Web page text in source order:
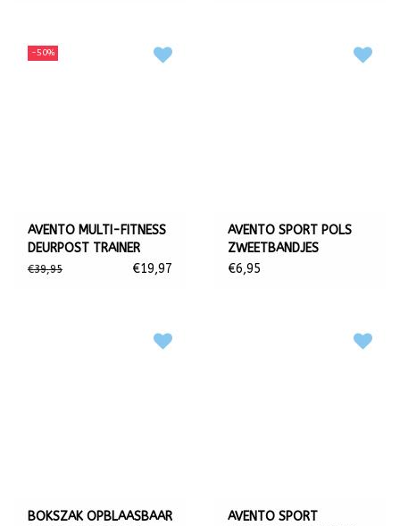
-50%
AVENTO MULTI-FITNESS
DEURPOST TRAINER
€39,95 €19,97
AVENTO SPORT POLS
ZWEETBANDJES
€6,95
BOKSZAK OPBLAASBAAR
AVENTO SPORT